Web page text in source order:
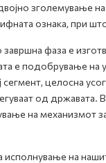
зголемување
ознака, при
фаза е
е подобрување на
целосна
од
на механизмот
на